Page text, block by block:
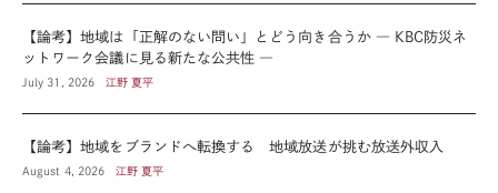
【論考】地域は「正解のない問い」とどう向き合うか ― KBC防災ネ
ットワーク会議に見る新たな公共性 ―
July 31, 2026 江野 夏平
【論考】地域をブランドへ転換する 地域放送が挑む放送外収入
August 4, 2026 江野 夏平